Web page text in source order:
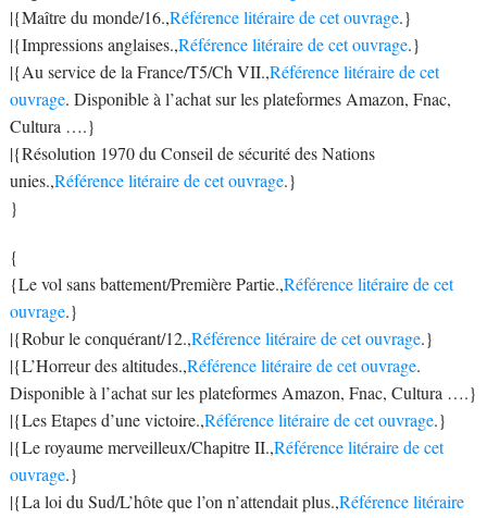
|{Maître du monde/16.,Référence litéraire de cet ouvrage.}
|{Impressions anglaises.,Référence litéraire de cet ouvrage.}
|{Au service de la France/T5/Ch VII.,Référence litéraire de cet
ouvrage. Disponible à l’achat sur les plateformes Amazon, Fnac,
Cultura ….}
|{Résolution 1970 du Conseil de sécurité des Nations
unies.,Référence litéraire de cet ouvrage.}
}
{
{Le vol sans battement/Première Partie.,Référence litéraire de cet
ouvrage.}
|{Robur le conquérant/12.,Référence litéraire de cet ouvrage.}
|{L’Horreur des altitudes.,Référence litéraire de cet ouvrage.
Disponible à l’achat sur les plateformes Amazon, Fnac, Cultura ….}
|{Les Etapes d’une victoire.,Référence litéraire de cet ouvrage.}
|{Le royaume merveilleux/Chapitre II.,Référence litéraire de cet
ouvrage.}
|{La loi du Sud/L’hôte que l’on n’attendait plus.,Référence litéraire